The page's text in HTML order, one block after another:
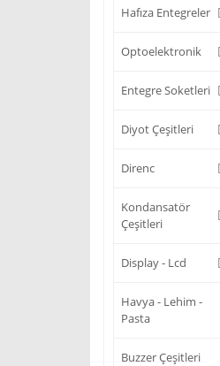
Hafıza Entegreler
Optoelektronik
Entegre Soketleri
Diyot Çeşitleri
Direnc
Kondansatör
Çeşitleri
Display - Lcd
Havya - Lehim -
Pasta
Buzzer Çeşitleri